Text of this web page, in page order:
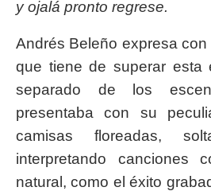
y ojalá pronto regrese.
Andrés Beleño expresa
que tiene de superar esta
separado de los
presentaba con su
camisas floreadas,
interpretando canciones
natural, como el éxito